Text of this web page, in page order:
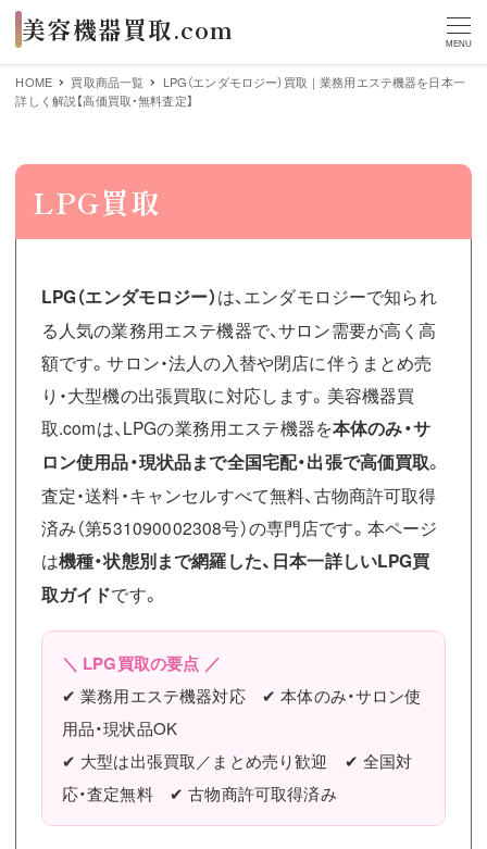
MENU
HOME 買取商品一覧
LPG（エンダモロジー）買取｜業務用エステ機器を日本一
詳しく解説【高価買取・無料査定】
LPG買取
LPG（エンダモロジー）は、エンダモロジーで知られ
る人気の業務用エステ機器で、サロン需要が高く高
額です。サロン・法人の入替や閉店に伴うまとめ売
り・大型機の出張買取に対応します。美容機器買
取.comは、LPGの業務用エステ機器を本体のみ・サ
ロン使用品・現状品まで全国宅配・出張で高価買取。
査定・送料・キャンセルすべて無料、古物商許可取得
済み（第531090002308号）の専門店です。本ページ
は機種・状態別まで網羅した、日本一詳しいLPG買
取ガイドです。
＼ LPG買取の要点 ／
✔ 業務用エステ機器対応 ✔ 本体のみ・サロン使
用品・現状品OK
✔ 大型は出張買取／まとめ売り歓迎 ✔ 全国対
応・査定無料 ✔ 古物商許可取得済み